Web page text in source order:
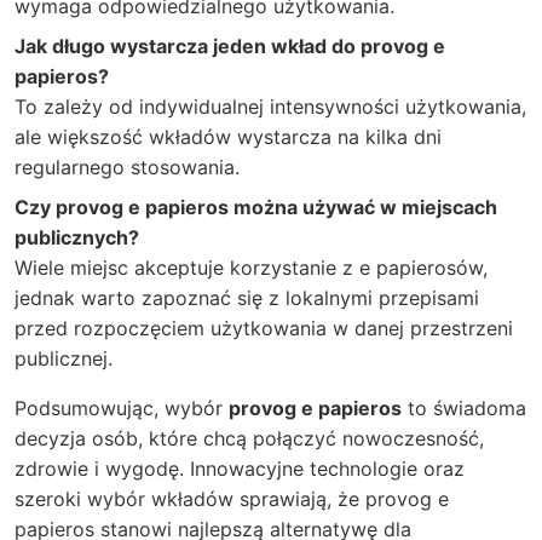
wymaga odpowiedzialnego użytkowania.
Jak długo wystarcza jeden wkład do provog e
papieros?
To zależy od indywidualnej intensywności użytkowania,
ale większość wkładów wystarcza na kilka dni
regularnego stosowania.
Czy provog e papieros można używać w miejscach
publicznych?
Wiele miejsc akceptuje korzystanie z e papierosów,
jednak warto zapoznać się z lokalnymi przepisami
przed rozpoczęciem użytkowania w danej przestrzeni
publicznej.
Podsumowując, wybór provog e papieros to świadoma
decyzja osób, które chcą połączyć nowoczesność,
zdrowie i wygodę. Innowacyjne technologie oraz
szeroki wybór wkładów sprawiają, że provog e
papieros stanowi najlepszą alternatywę dla